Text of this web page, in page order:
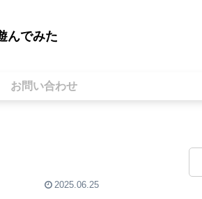
んでみた
お問い合わせ
2025.06.25